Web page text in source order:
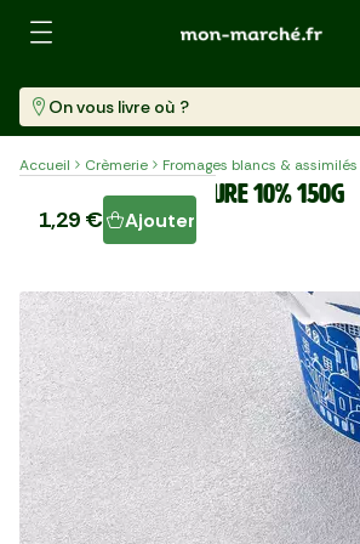
Recherche
On vous livre où ?
Accueil Crèmerie Fromages blancs & assimilés
Le Yaourt grec nature 10% 150g
1,29 € Ajouter